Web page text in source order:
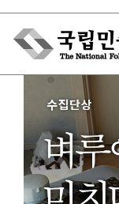
Skip
content
박물관에서는
민속이야기